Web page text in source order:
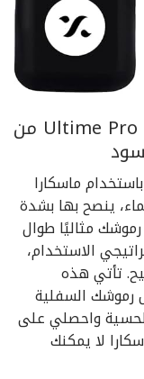
ماسكارا Ultime Pro HD Whopper Lashes من
ماسكارا
ينصح بها بشدة
مثاليًا طوال
الاستخدام،
تأتي هذه
رموشك السفلية
الحسية واحصلي على
لا يمكنك